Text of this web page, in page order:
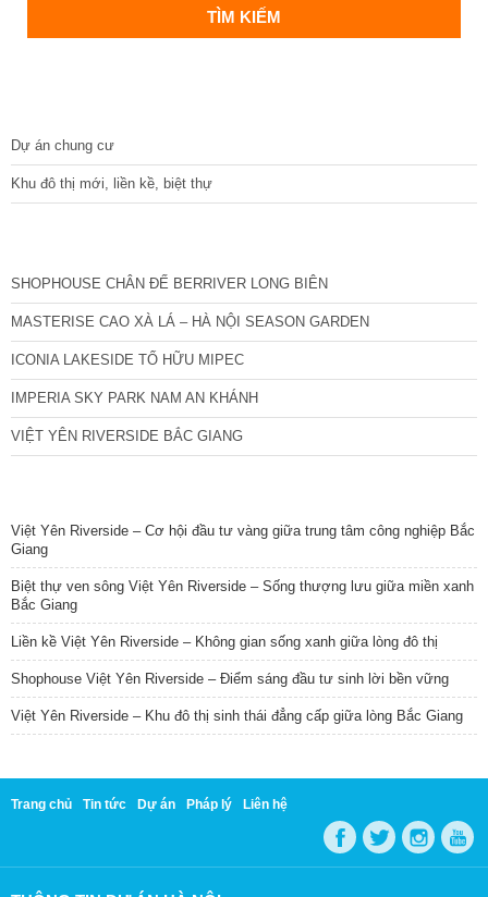
Dự án chung cư
Khu đô thị mới, liền kề, biệt thự
SHOPHOUSE CHÂN ĐẾ BERRIVER LONG BIÊN
MASTERISE CAO XÀ LÁ – HÀ NỘI SEASON GARDEN
ICONIA LAKESIDE TỐ HỮU MIPEC
IMPERIA SKY PARK NAM AN KHÁNH
VIỆT YÊN RIVERSIDE BẮC GIANG
Việt Yên Riverside – Cơ hội đầu tư vàng giữa trung tâm công nghiệp Bắc
Giang
Biệt thự ven sông Việt Yên Riverside – Sống thượng lưu giữa miền xanh
Bắc Giang
Liền kề Việt Yên Riverside – Không gian sống xanh giữa lòng đô thị
Shophouse Việt Yên Riverside – Điểm sáng đầu tư sinh lời bền vững
Việt Yên Riverside – Khu đô thị sinh thái đẳng cấp giữa lòng Bắc Giang
Trang chủ Tin tức Dự án Pháp lý Liên hệ